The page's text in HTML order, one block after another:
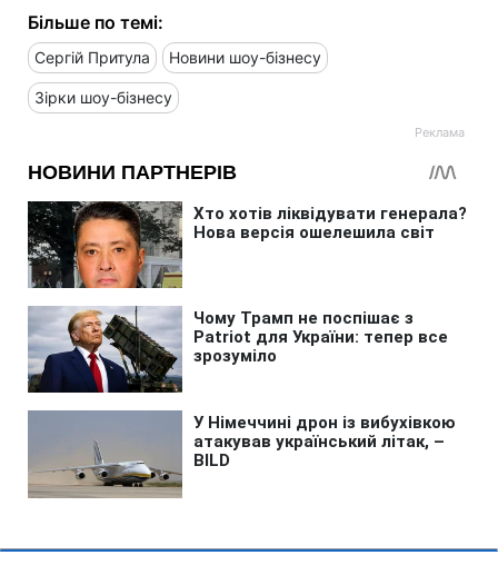
Більше по темі:
Сергій Притула Новини шоу-бізнесу
Зірки шоу-бізнесу